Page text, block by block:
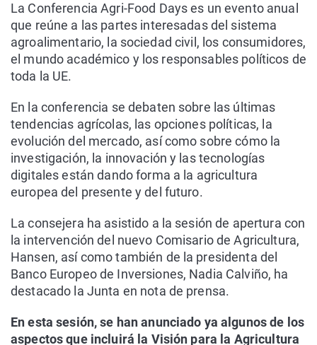
La Conferencia Agri-Food Days es un evento anual
que reúne a las partes interesadas del sistema
agroalimentario, la sociedad civil, los consumidores,
el mundo académico y los responsables políticos de
toda la UE.
En la conferencia se debaten sobre las últimas
tendencias agrícolas, las opciones políticas, la
evolución del mercado, así como sobre cómo la
investigación, la innovación y las tecnologías
digitales están dando forma a la agricultura
europea del presente y del futuro.
La consejera ha asistido a la sesión de apertura con
la intervención del nuevo Comisario de Agricultura,
Hansen, así como también de la presidenta del
Banco Europeo de Inversiones, Nadia Calviño, ha
destacado la Junta en nota de prensa.
En esta sesión, se han anunciado ya algunos de los
aspectos que incluirá la Visión para la Agricultura